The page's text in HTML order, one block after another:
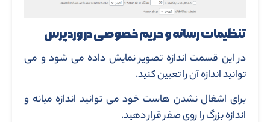
تنظیمات رسانه و حریم خصوصی در وردپرس
در این قسمت اندازه تصویر نمایش داده می شود و می
توانید اندازه آن را تعیین کنید.
برای اشغال نشدن هاست خود می توانید اندازه میانه و
اندازه بزرگ را روی صفر قرار دهید.